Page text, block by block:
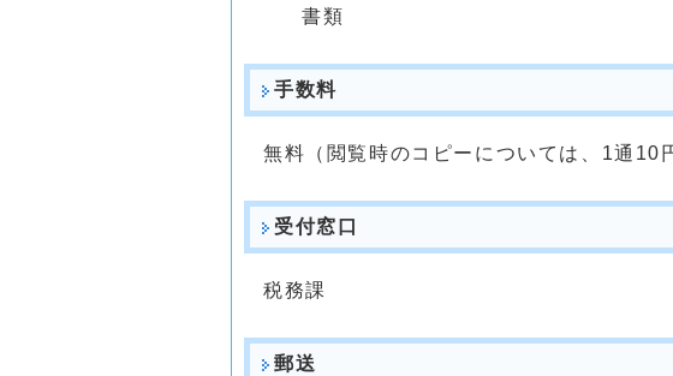
書類
手数料
無料（閲覧時のコピーについては、1通10
受付窓口
税務課
郵送